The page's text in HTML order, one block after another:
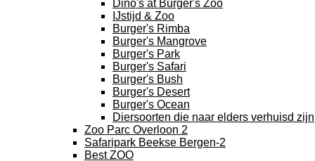
Dino's at Burger's Zoo
IJstijd & Zoo
Burger's Rimba
Burger's Mangrove
Burger's Park
Burger's Safari
Burger's Bush
Burger's Desert
Burger's Ocean
Diersoorten die naar elders verhuisd zijn
Zoo Parc Overloon 2
Safaripark Beekse Bergen-2
Best ZOO